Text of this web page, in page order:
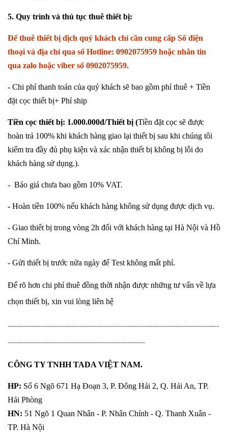
5. Quy trình và thủ tục thuê thiết bị:
Để thuê thiết bị dịch quý khách chỉ cần cung cấp Số điện
thoại và địa chỉ qua số Hotline: 0902075959 hoặc nhắn tin
qua zalo hoặc viber số 0902075959.
- Chi phí thanh toán của quý khách sẽ bao gồm phí thuê + Tiền
đặt cọc thiết bị+ Phí ship
Tiền cọc thiết bị: 1.000.000đ/Thiết bị (Tiền đặt cọc sẽ được
hoàn trả 100% khi khách hàng giao lại thiết bị sau khi chúng tôi
kiểm tra đầy đủ phụ kiện và xác nhận thiết bị không bị lỗi do
khách hàng sử dụng.).
- Báo giá chưa bao gồm 10% VAT.
- Hoàn tiền 100% nếu khách hàng không sử dụng được dịch vụ.
- Giao thiết bị trong vòng 2h đối với khách hàng tại Hà Nội và Hồ
Chí Minh.
- Gửi thiết bị trước nửa ngày để Test không mất phí.
Để rõ hơn chi phí thuê đồng thời nhận được những tư vấn về lựa
chọn thiết bị, xin vui lòng liên hệ
-----------------------------------------------------------------------------------
------------------------------------------------------
CÔNG TY TNHH TADA VIỆT NAM.
HP: Số 6 Ngõ 671 Hạ Đoạn 3, P. Đông Hải 2, Q. Hải An, TP.
Hải Phòng
HN: 51 Ngõ 1 Quan Nhân - P. Nhân Chính - Q. Thanh Xuân -
TP. Hà Nội